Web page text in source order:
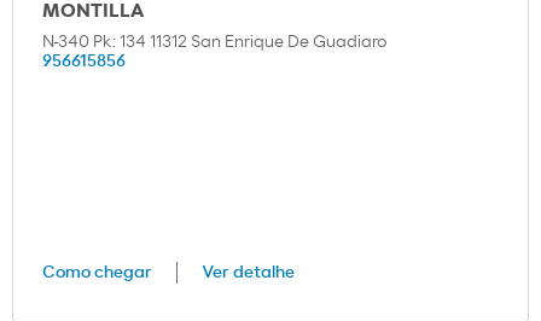
MONTILLA
N-340 Pk: 134 11312 San Enrique De Guadiaro
956615856
Como chegar Ver detalhe